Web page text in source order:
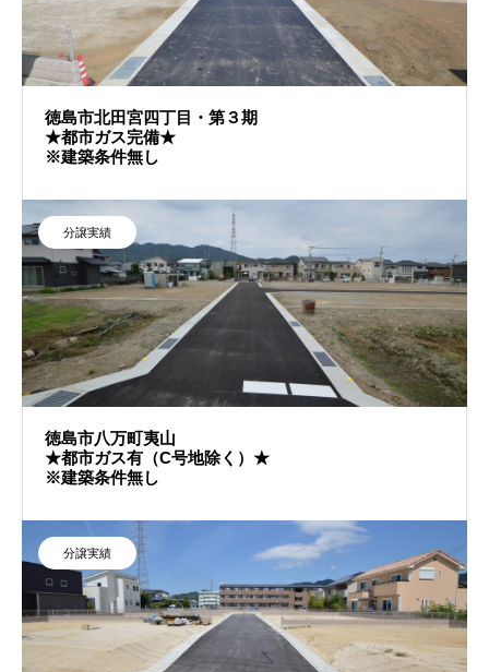
徳島市北田宮四丁目・第３期
★都市ガス完備★
※建築条件無し
分譲実績
徳島市八万町夷山
★都市ガス有（C号地除く）★
※建築条件無し
分譲実績